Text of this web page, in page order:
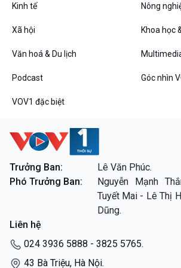
E-
Podcast
Góc nhìn
10 phút
Diễn
Chân dung cuộc sống
Các chương trình đặc biệt
Kinh tế Nông
Xã hội Khoa học
Văn hoá & Du lịch
Podcast Góc nhìn
VOV1 đặc biệt
Trưởng Ban:
Lê Văn Phúc.
Phó Trưởng Ban:
Nguyễn Mạnh
Tuyết Mai - Lê Thị
Dũng.
Liên hệ
024 3936 5888 - 3825 5765.
43 Bà Triệu, Hà Nội.